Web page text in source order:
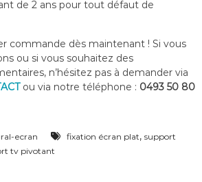
de 2 ans pour tout défaut de
commande dès maintenant ! Si vous
ou si vous souhaitez des
n’hésitez pas à demander via
ou via notre téléphone : 0493 50 80
ecran fixation écran plat, support
tv pivotant